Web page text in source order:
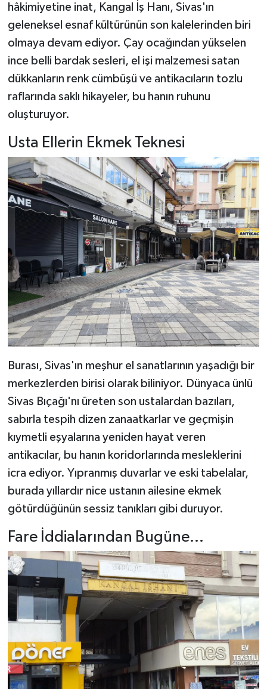
hâkimiyetine inat, Kangal İş Hanı, Sivas'ın
geleneksel esnaf kültürünün son kalelerinden biri
olmaya devam ediyor. Çay ocağından yükselen
ince belli bardak sesleri, el işi malzemesi satan
dükkanların renk cümbüşü ve antikacıların tozlu
raflarında saklı hikayeler, bu hanın ruhunu
oluşturuyor.
Usta Ellerin Ekmek Teknesi
Burası, Sivas'ın meşhur el sanatlarının yaşadığı bir
merkezlerden birisi olarak biliniyor. Dünyaca ünlü
Sivas Bıçağı'nı üreten son ustalardan bazıları,
sabırla tespih dizen zanaatkarlar ve geçmişin
kıymetli eşyalarına yeniden hayat veren
antikacılar, bu hanın koridorlarında mesleklerini
icra ediyor. Yıpranmış duvarlar ve eski tabelalar,
burada yıllardır nice ustanın ailesine ekmek
götürdüğünün sessiz tanıkları gibi duruyor.
Fare İddialarından Bugüne...